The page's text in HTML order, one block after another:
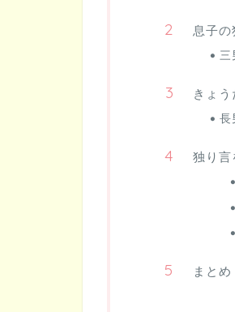
息子の
三
きょ
長
独り言
まとめ